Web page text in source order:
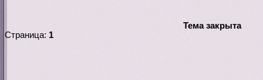
Тема закрыта
Страница: 1